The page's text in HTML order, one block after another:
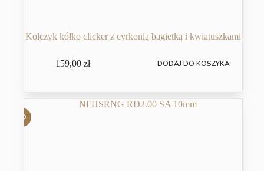
Kolczyk kółko clicker z cyrkonią bagietką i kwiatuszkami
159,00zł DODAJ DO KOSZYKA